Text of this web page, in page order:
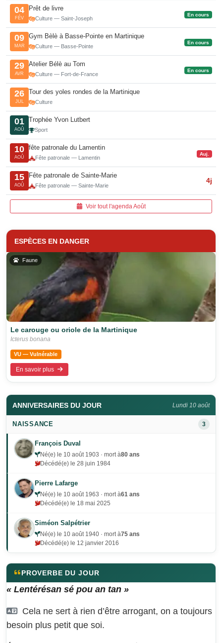
04
FÉV
Prêt de livre
Culture — Saint-Joseph
En cours
09
MAR
Gym Bèlè à Basse-Pointe en Martinique
Culture — Basse-Pointe
En cours
29
AVR
Atelier Bélè au Tom
Culture — Fort-de-France
En cours
26
JUL
Tour des yoles rondes de la Martinique
Culture
01
AOÛ
Trophée Yvon Lutbert
Sport
10
AOÛ
fête patronale du Lamentin
Fête patronale — Lamentin
Auj.
15
AOÛ
Fête patronale de Sainte-Marie
Fête patronale — Sainte-Marie
4j
Voir tout l'agenda Août
ESPÈCES EN DANGER
Faune
Le carouge ou oriole de la Martinique
Icterus bonana
VU — Vulnérable
En savoir plus
ANNIVERSAIRES DU JOUR Lundi 10 août
NAISSANCE 3
François Duval
Né(e) le 10 août 1903 · mort à80 ans
Décédé(e) le 28 juin 1984
Pierre Lafarge
Né(e) le 10 août 1963 · mort à61 ans
Décédé(e) le 18 mai 2025
Siméon Salpétrier
Né(e) le 10 août 1940 · mort à75 ans
Décédé(e) le 12 janvier 2016
PROVERBE DU JOUR
« Lentérésan sé pou an tan »
Cela ne sert à rien d’être arrogant, on a toujours
besoin plus petit que soi.